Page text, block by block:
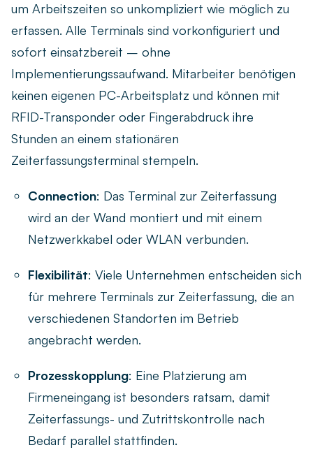
um Arbeitszeiten so unkompliziert wie möglich zu
erfassen. Alle Terminals sind vorkonfiguriert und
sofort einsatzbereit – ohne
Implementierungssaufwand. Mitarbeiter benötigen
keinen eigenen PC-Arbeitsplatz und können mit
RFID-Transponder oder Fingerabdruck ihre
Stunden an einem stationären
Zeiterfassungsterminal stempeln.
Connection: Das Terminal zur Zeiterfassung
wird an der Wand montiert und mit einem
Netzwerkkabel oder WLAN verbunden.
Flexibilität: Viele Unternehmen entscheiden sich
für mehrere Terminals zur Zeiterfassung, die an
verschiedenen Standorten im Betrieb
angebracht werden.
Prozesskopplung: Eine Platzierung am
Firmeneingang ist besonders ratsam, damit
Zeiterfassungs- und Zutrittskontrolle nach
Bedarf parallel stattfinden.